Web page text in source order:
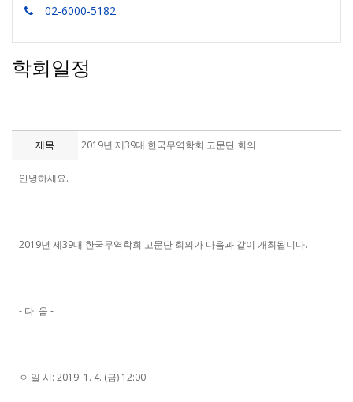
02-6000-5182
학회일정
제목 2019년 제39대 한국무역학회 고문단 회의
안녕하세요.
2019년 제39대 한국무역학회 고문단 회의가 다음과 같이 개최됩니다.
- 다 음 -
ㅇ 일 시: 2019. 1. 4. (금) 12:00